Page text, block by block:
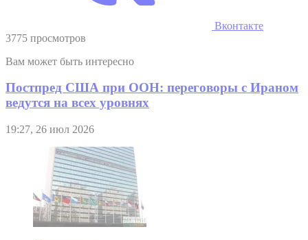
Вконтакте
3775 просмотров
Вам может быть интересно
Постпред США при ООН: переговоры с Ираном
ведутся на всех уровнях
19:27, 26 июл 2026